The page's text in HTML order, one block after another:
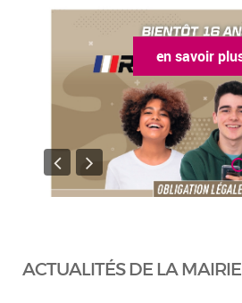
en savoir plus
ACTUALITÉS DE LA MAIRIE